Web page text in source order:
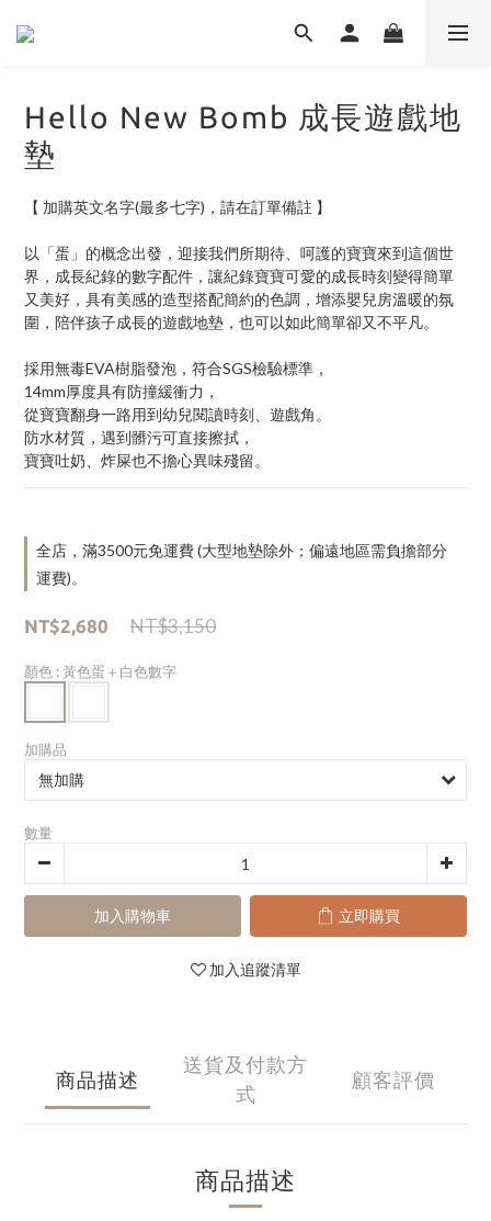
Hello New Bomb 成長遊戲地
墊
【 加購英文名字(最多七字)，請在訂單備註 】
以「蛋」的概念出發，迎接我們所期待、呵護的寶寶來到這個世
界，成長紀錄的數字配件，讓紀錄寶寶可愛的成長時刻變得簡單
又美好，具有美感的造型搭配簡約的色調，增添嬰兒房溫暖的氛
圍，陪伴孩子成長的遊戲地墊，也可以如此簡單卻又不平凡。
採用無毒EVA樹脂發泡，符合SGS檢驗標準，
14mm厚度具有防撞緩衝力，
從寶寶翻身一路用到幼兒閱讀時刻、遊戲角。
防水材質，遇到髒污可直接擦拭，
寶寶吐奶、炸屎也不擔心異味殘留。
全店，滿3500元免運費 (大型地墊除外；偏遠地區需負擔部分
運費)。
NT$3,150
NT$2,680
顏色 : 黃色蛋＋白色數字
加購品
數量
加入購物車 立即購買
加入追蹤清單
商品描述
送貨及付款方
式
顧客評價
商品描述